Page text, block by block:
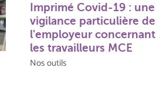
Imprimé Covid-19 : une
vigilance particulière de
l'employeur concernant
les travailleurs MCE
Nos outils